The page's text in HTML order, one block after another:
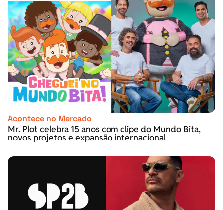
Acontece no Mercado
Mr. Plot celebra 15 anos com clipe do Mundo Bita,
novos projetos e expansão internacional